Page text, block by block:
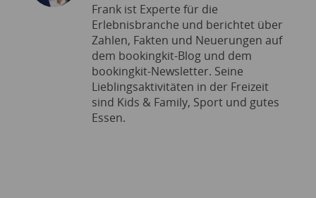
Frank ist Experte für die
Erlebnisbranche und berichtet über
Zahlen, Fakten und Neuerungen auf
dem bookingkit-Blog und dem
bookingkit-Newsletter. Seine
Lieblingsaktivitäten in der Freizeit
sind Kids & Family, Sport und gutes
Essen.